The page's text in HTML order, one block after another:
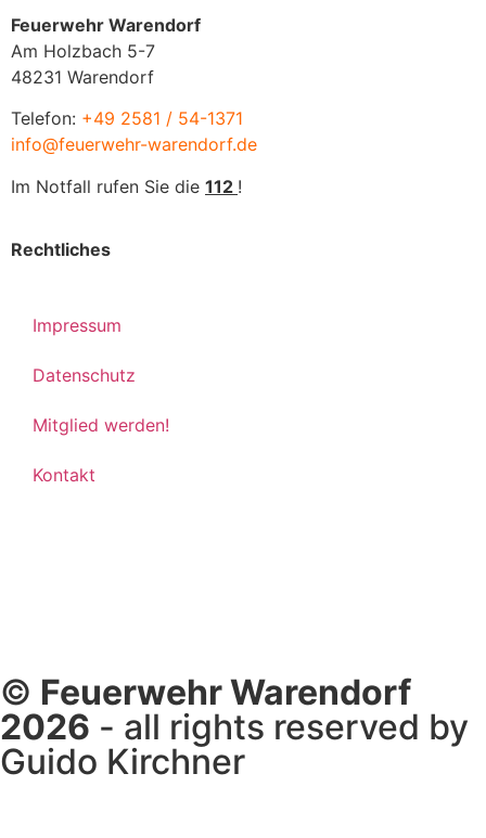
Feuerwehr Warendorf
Am Holzbach 5-7
48231 Warendorf
Telefon: +49 2581 / 54-1371
info@feuerwehr-warendorf.de
Im Notfall rufen Sie die 112 !
Rechtliches
Impressum
Datenschutz
Mitglied werden!
Kontakt
© Feuerwehr Warendorf
2026 - all rights reserved by
Guido Kirchner